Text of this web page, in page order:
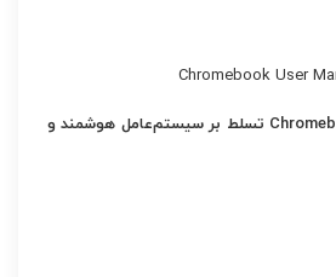
راهنمای جامع کاربر Chromebook تسلط بر سیستم‌عامل هوشمند و